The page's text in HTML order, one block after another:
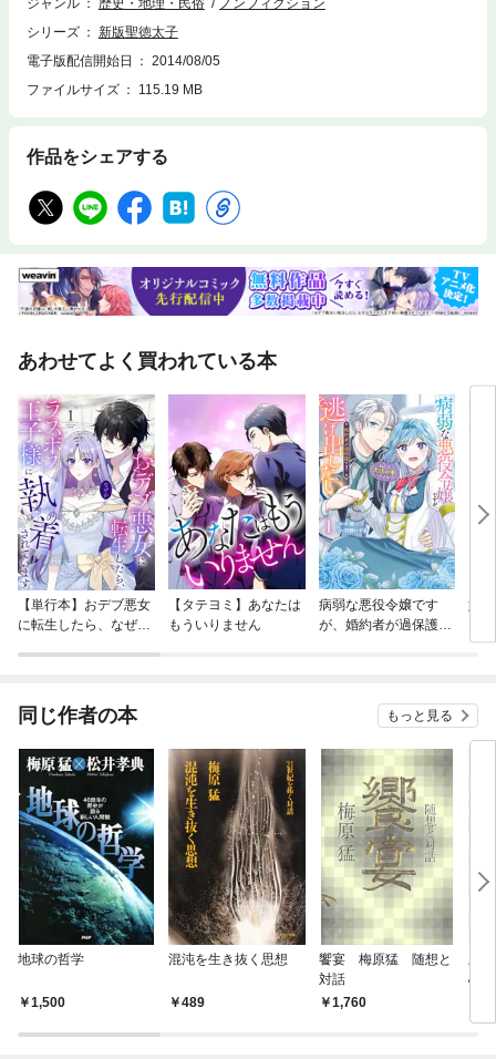
ジャンル
歴史・地理・民俗
ノンフィクション
シリーズ
新版聖徳太子
電子版配信開始日
2014/08/05
ファイルサイズ
115.19 MB
作品をシェアする
あわせてよく買われている本
【単行本】おデブ悪女
に転生したら、なぜか
【タテヨミ】あなたは
もういりません
病弱な悪役令嬢です
が、婚約者が過保護す
妹
同じ作者の本 もっと見る
地球の哲学
1,500
混沌を生き抜く思想
489
饗宴 梅原猛 随想と
対話
1,760
心